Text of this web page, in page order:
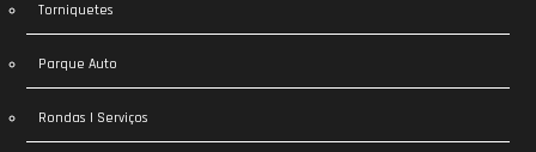
Torniquetes
Parque Auto
Rondas | Serviços